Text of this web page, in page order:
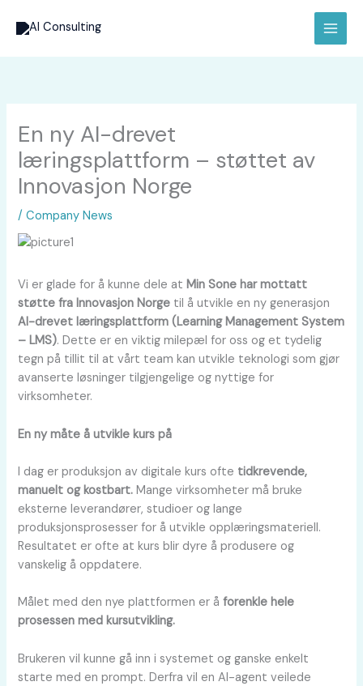
rett
En ny AI-drevet
læringsplattform – støttet av
Innovasjon Norge
/Company News
Vi er glade for å kunne dele atMin Sone har mottatt
støtte fra Innovasjon Norge til å utvikle en ny generasjon
AI-drevet læringsplattform (Learning Management System
– LMS). Dette er en viktig milepæl for oss og et tydelig
tegn på tillit til at vårt team kan utvikle teknologi som gjør
avanserte løsninger tilgjengelige og nyttige for
virksomheter.
En ny måte å utvikle kurs på
I dag er produksjon av digitale kurs ofte tidkrevende,
manuelt og kostbart. Mange virksomheter må bruke
eksterne leverandører, studioer og lange
produksjonsprosesser for å utvikle opplæringsmateriell.
Resultatet er ofte at kurs blir dyre å produsere og
vanskelig å oppdatere.
Målet med den nye plattformen er åforenkle hele
prosessen med kursutvikling.
Brukeren vil kunne gå inn i systemet og ganske enkelt
starte med en prompt. Derfra vil en AI-agent veilede